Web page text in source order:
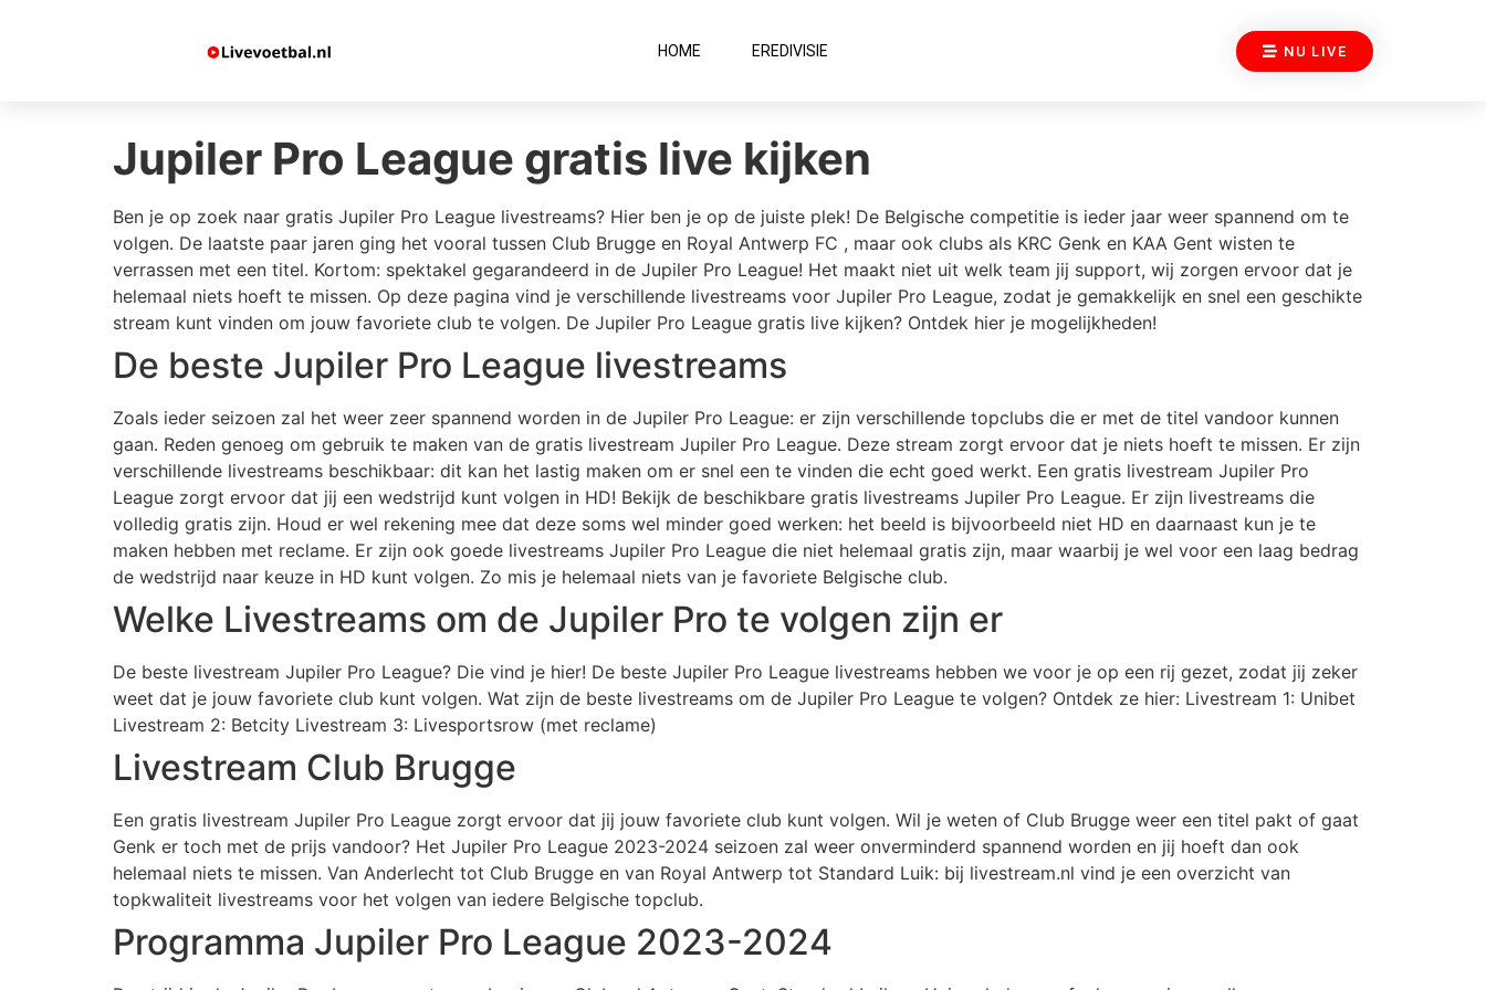
HOME EREDIVISIE NU LIVE
Jupiler Pro League gratis live kijken
Ben je op zoek naar gratis Jupiler Pro League livestreams? Hier ben je op de juiste plek! De Belgische competitie is ieder jaar weer spannend om te
volgen. De laatste paar jaren ging het vooral tussen Club Brugge en Royal Antwerp FC , maar ook clubs als KRC Genk en KAA Gent wisten te
verrassen met een titel. Kortom: spektakel gegarandeerd in de Jupiler Pro League! Het maakt niet uit welk team jij support, wij zorgen ervoor dat je
helemaal niets hoeft te missen. Op deze pagina vind je verschillende livestreams voor Jupiler Pro League, zodat je gemakkelijk en snel een geschikte
stream kunt vinden om jouw favoriete club te volgen. De Jupiler Pro League gratis live kijken? Ontdek hier je mogelijkheden!
De beste Jupiler Pro League livestreams
Zoals ieder seizoen zal het weer zeer spannend worden in de Jupiler Pro League: er zijn verschillende topclubs die er met de titel vandoor kunnen
gaan. Reden genoeg om gebruik te maken van de gratis livestream Jupiler Pro League. Deze stream zorgt ervoor dat je niets hoeft te missen. Er zijn
verschillende livestreams beschikbaar: dit kan het lastig maken om er snel een te vinden die echt goed werkt. Een gratis livestream Jupiler Pro
League zorgt ervoor dat jij een wedstrijd kunt volgen in HD! Bekijk de beschikbare gratis livestreams Jupiler Pro League. Er zijn livestreams die
volledig gratis zijn. Houd er wel rekening mee dat deze soms wel minder goed werken: het beeld is bijvoorbeeld niet HD en daarnaast kun je te
maken hebben met reclame. Er zijn ook goede livestreams Jupiler Pro League die niet helemaal gratis zijn, maar waarbij je wel voor een laag bedrag
de wedstrijd naar keuze in HD kunt volgen. Zo mis je helemaal niets van je favoriete Belgische club.
Welke Livestreams om de Jupiler Pro te volgen zijn er
De beste livestream Jupiler Pro League? Die vind je hier! De beste Jupiler Pro League livestreams hebben we voor je op een rij gezet, zodat jij zeker
weet dat je jouw favoriete club kunt volgen. Wat zijn de beste livestreams om de Jupiler Pro League te volgen? Ontdek ze hier: Livestream 1: Unibet
Livestream 2: Betcity Livestream 3: Livesportsrow (met reclame)
Livestream Club Brugge
Een gratis livestream Jupiler Pro League zorgt ervoor dat jij jouw favoriete club kunt volgen. Wil je weten of Club Brugge weer een titel pakt of gaat
Genk er toch met de prijs vandoor? Het Jupiler Pro League 2023-2024 seizoen zal weer onverminderd spannend worden en jij hoeft dan ook
helemaal niets te missen. Van Anderlecht tot Club Brugge en van Royal Antwerp tot Standard Luik: bij livestream.nl vind je een overzicht van
topkwaliteit livestreams voor het volgen van iedere Belgische topclub.
Programma Jupiler Pro League 2023-2024